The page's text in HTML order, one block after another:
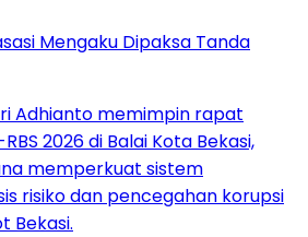
Mengaku Dipaksa Tanda